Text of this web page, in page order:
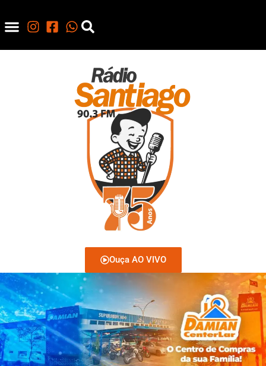
Ouça AO VIVO